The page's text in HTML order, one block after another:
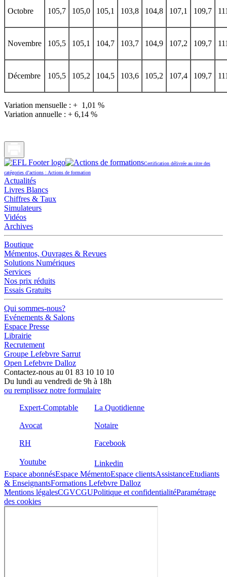
Octobre 105,7 105,0 105,1 103,8 104,8 107,1 109,7
Novembre 105,5 105,1 104,7 103,7 104,9 107,2 109,7
Décembre 105,5 105,2 104,5 103,6 105,2 107,4 109,7
Variation mensuelle : + 1,01 %
Variation annuelle : + 6,14 %
Certification délivrée au titre des
catégories d’actions : Actions de formation
Actualités
Livres Blancs
Chiffres & Taux
Simulateurs
Vidéos
Archives
Boutique
Mémentos, Ouvrages & Revues
Solutions Numériques
Services
Nos prix réduits
Essais Gratuits
Qui sommes-nous?
Evénements & Salons
Espace Presse
Librairie
Recrutement
Groupe Lefebvre Sarrut
Open Lefebvre Dalloz
Contactez-nous au 01 83 10 10 10
Du lundi au vendredi de 9h à 18h
ou remplissez notre formulaire
Expert-Comptable La Quotidienne
Avocat Notaire
RH Facebook
Youtube
Linkedin
Espace abonnésEspace MémentoEspace clientsAssistanceEtudiants
& EnseignantsFormations Lefebvre Dalloz
Mentions légalesCGVCGUPolitique et confidentialitéParamétrage
des cookies